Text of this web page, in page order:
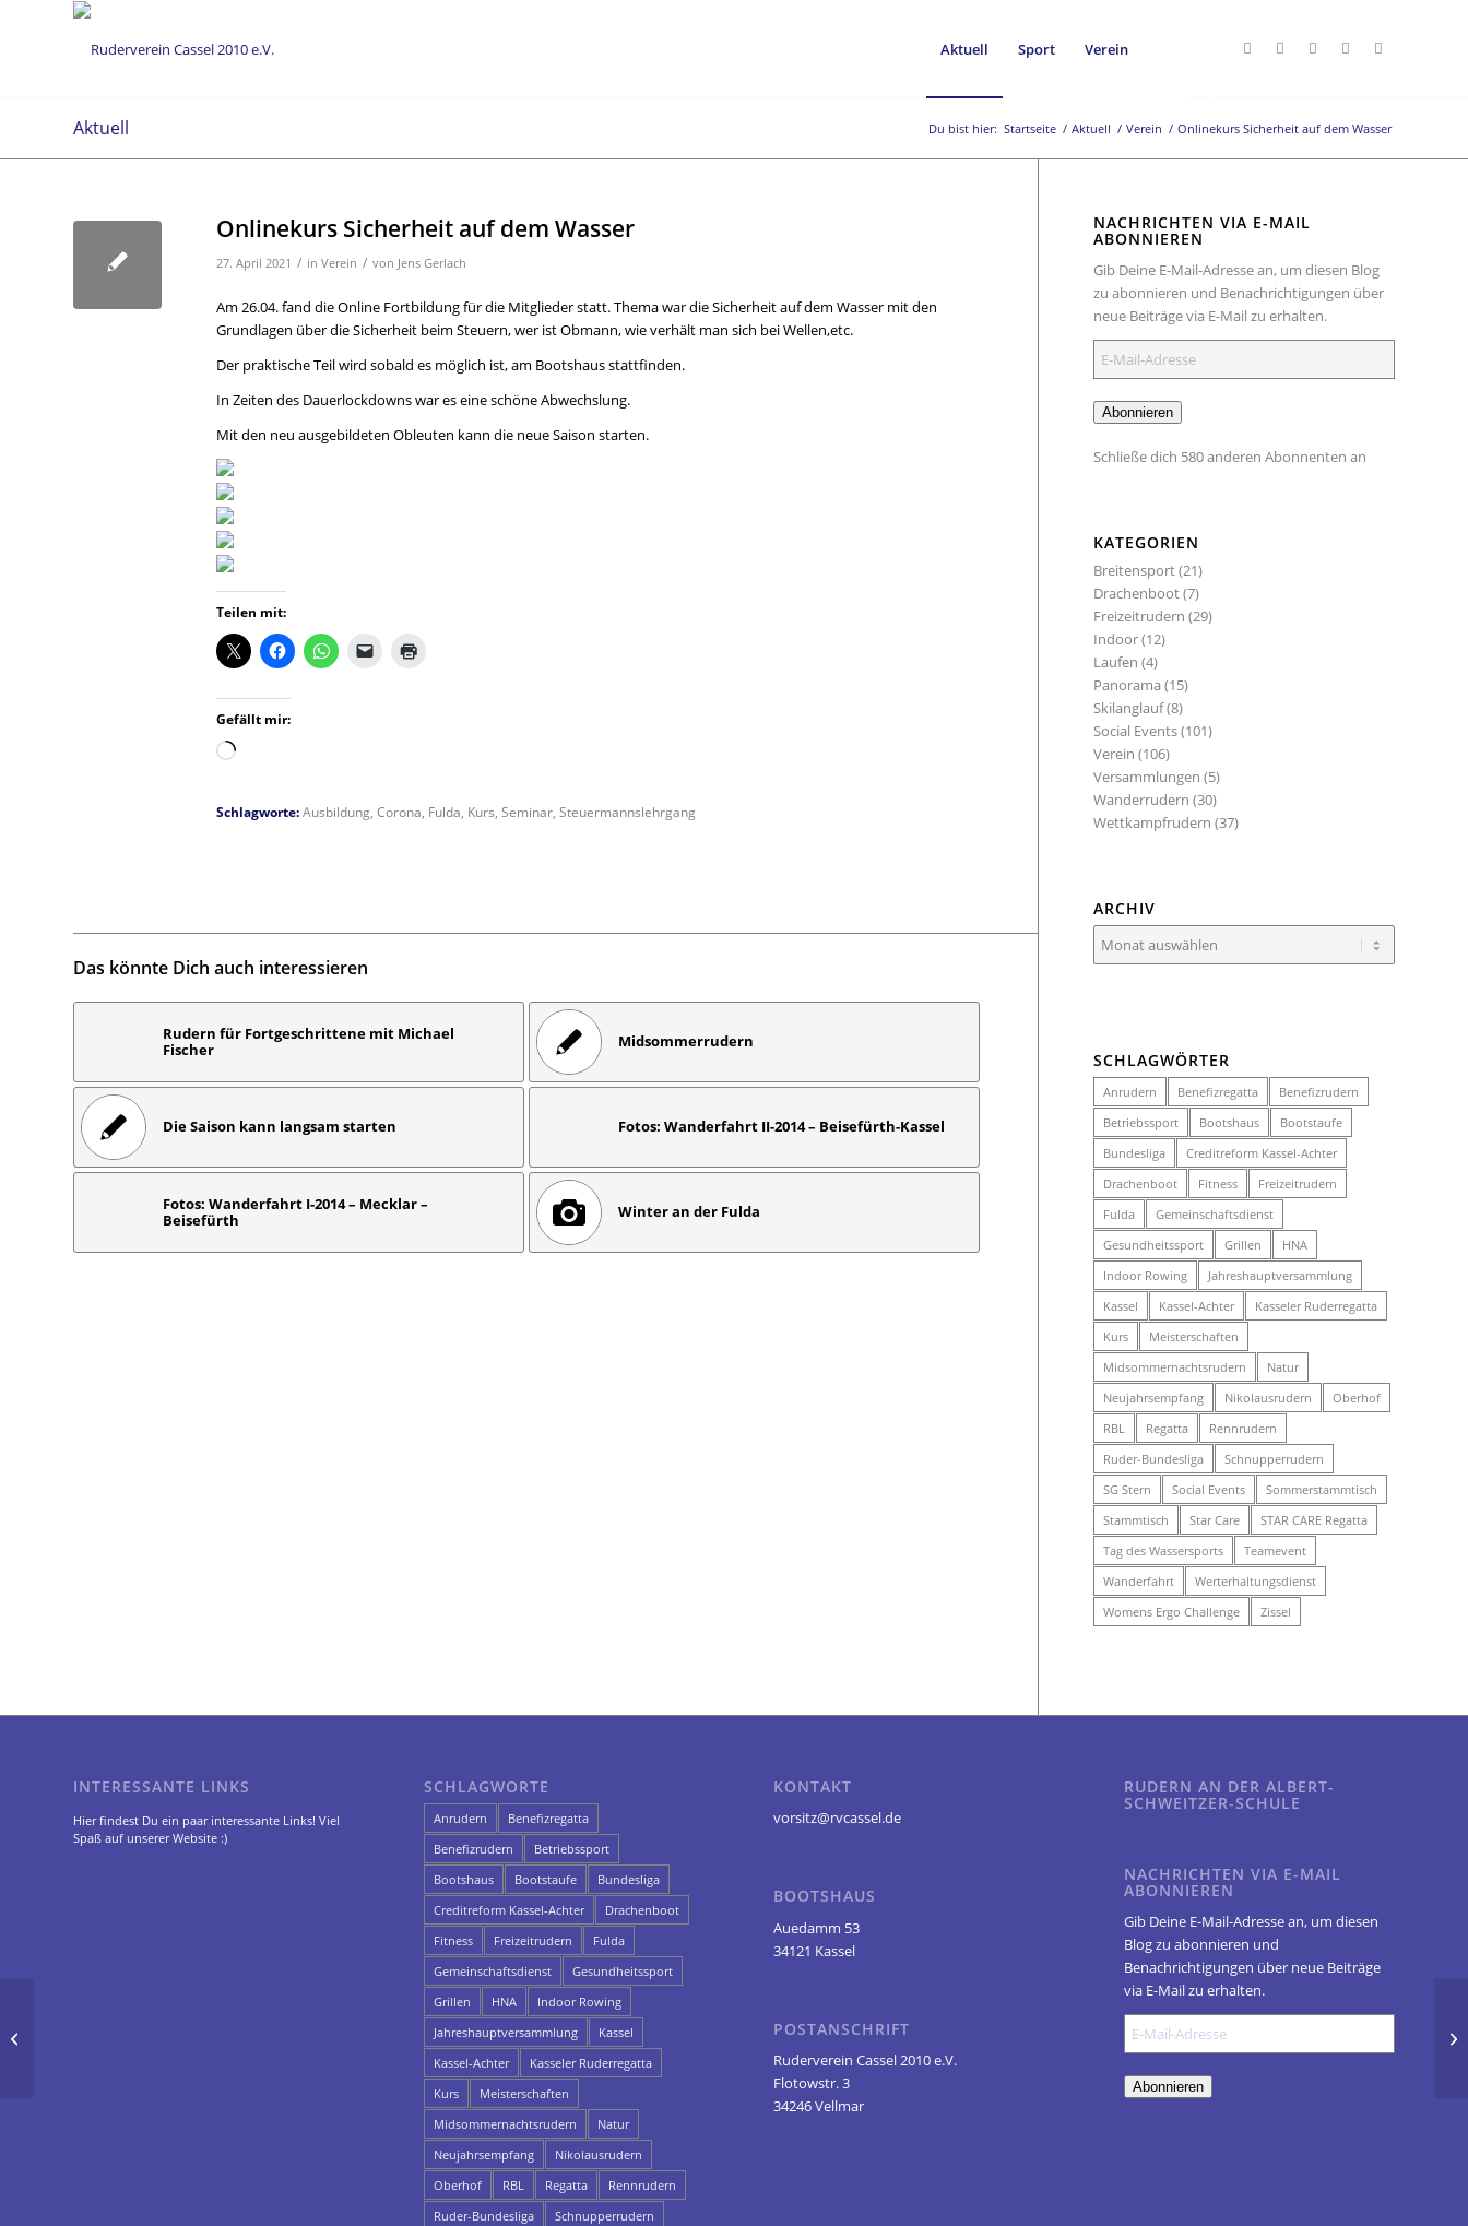
Aktuell Sport Verein
Aktuell Du bist hier: Startseite / Aktuell / Verein / Onlinekurs Sicherheit auf dem Wasser
Onlinekurs Sicherheit auf dem Wasser
27. April 2021 / in Verein / von Jens Gerlach
Am 26.04. fand die Online Fortbildung für die Mitglieder statt. Thema war die Sicherheit auf dem Wasser mit den
Grundlagen über die Sicherheit beim Steuern, wer ist Obmann, wie verhält man sich bei Wellen,etc.
Der praktische Teil wird sobald es möglich ist, am Bootshaus stattfinden.
In Zeiten des Dauerlockdowns war es eine schöne Abwechslung.
Mit den neu ausgebildeten Obleuten kann die neue Saison starten.
Teilen mit:
Gefällt mir:
Wird
Schlagworte:Ausbildung, Corona, Fulda, Kurs, Seminar, Steuermannslehrgang
Das könnte Dich auch interessieren
Rudern für Fortgeschrittene mit Michael
Fischer
Midsommerrudern
Die Saison kann langsam starten Fotos: Wanderfahrt II-2014 – Beisefürth-Kassel
Fotos: Wanderfahrt I-2014 – Mecklar –
Beisefürth
Winter an der Fulda
NACHRICHTEN VIA E-MAIL
ABONNIEREN
Gib Deine E-Mail-Adresse an, um diesen Blog
zu abonnieren und Benachrichtigungen über
neue Beiträge via E-Mail zu erhalten.
Abonnieren
Schließe dich 580 anderen Abonnenten an
KATEGORIEN
Breitensport(21)
Drachenboot(7)
Freizeitrudern (29)
Indoor(12)
Laufen (4)
Panorama (15)
Skilanglauf(8)
Social Events(101)
Verein (106)
Versammlungen (5)
Wanderrudern (30)
Wettkampfrudern (37)
ARCHIV
SCHLAGWÖRTER
Anrudern Benefizregatta
Benefizrudern
Betriebssport
Bootshaus
Bootstaufe
Bundesliga
Creditreform Kassel-Achter
Drachenboot
Fitness
Freizeitrudern
Fulda
Gemeinschaftsdienst
Gesundheitssport
Grillen
HNA
Indoor Rowing
Jahreshauptversammlung
Kassel
Kassel-Achter
Kasseler Ruderregatta
Kurs
Meisterschaften
Midsommernachtsrudern
Natur
Neujahrsempfang
Nikolausrudern
Oberhof
RBL
Regatta
Rennrudern
Ruder-Bundesliga
Schnupperrudern
SG Stern
Social Events
Sommerstammtisch
Stammtisch
Star Care
STAR CARE Regatta
Tag des Wassersports
Teamevent
Wanderfahrt
Werterhaltungsdienst
Womens Ergo Challenge
Zissel
INTERESSANTE LINKS
Hier findest Du ein paar interessante Links! Viel
Spaß auf unserer Website :)
SCHLAGWORTE
Anrudern
Benefizregatta
Benefizrudern
Betriebssport
Bootshaus
Bootstaufe
Bundesliga
Creditreform Kassel-Achter
Drachenboot
Fitness
Freizeitrudern
Fulda
Gemeinschaftsdienst
Gesundheitssport
Grillen
HNA
Indoor Rowing
Jahreshauptversammlung
Kassel
Kassel-Achter
Kasseler Ruderregatta
Kurs
Meisterschaften
Midsommernachtsrudern
Natur
Neujahrsempfang
Nikolausrudern
Oberhof
RBL Regatta
Rennrudern
Ruder-Bundesliga
Schnupperrudern
KONTAKT
vorsitz@rvcassel.de
BOOTSHAUS
Auedamm 53
34121 Kassel
POSTANSCHRIFT
Ruderverein Cassel 2010 e.V.
Flotowstr. 3
34246 Vellmar
RUDERN AN DER ALBERT-
SCHWEITZER-SCHULE
NACHRICHTEN VIA E-MAIL
ABONNIEREN
Gib Deine E-Mail-Adresse an, um diesen
Blog zu abonnieren und
Benachrichtigungen über neue Beiträge
via E-Mail zu erhalten.
E-
Mail-
Adresse
Abonnieren